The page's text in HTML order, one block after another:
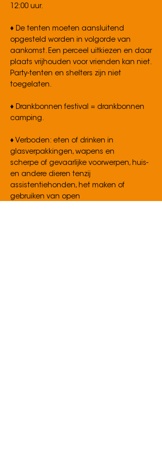
12:00 uur.
♦ De tenten moeten aansluitend
opgesteld worden in volgorde van
aankomst. Een perceel uitkiezen en daar
plaats vrijhouden voor vrienden kan niet.
Party-tenten en shelters zijn niet
toegelaten.
♦ Drankbonnen festival = drankbonnen
camping.
♦ Verboden: eten of drinken in
glasverpakkingen, wapens en
scherpe of gevaarlijke voorwerpen, huis-
en andere dieren tenzij
assistentiehonden, het maken of
gebruiken van open